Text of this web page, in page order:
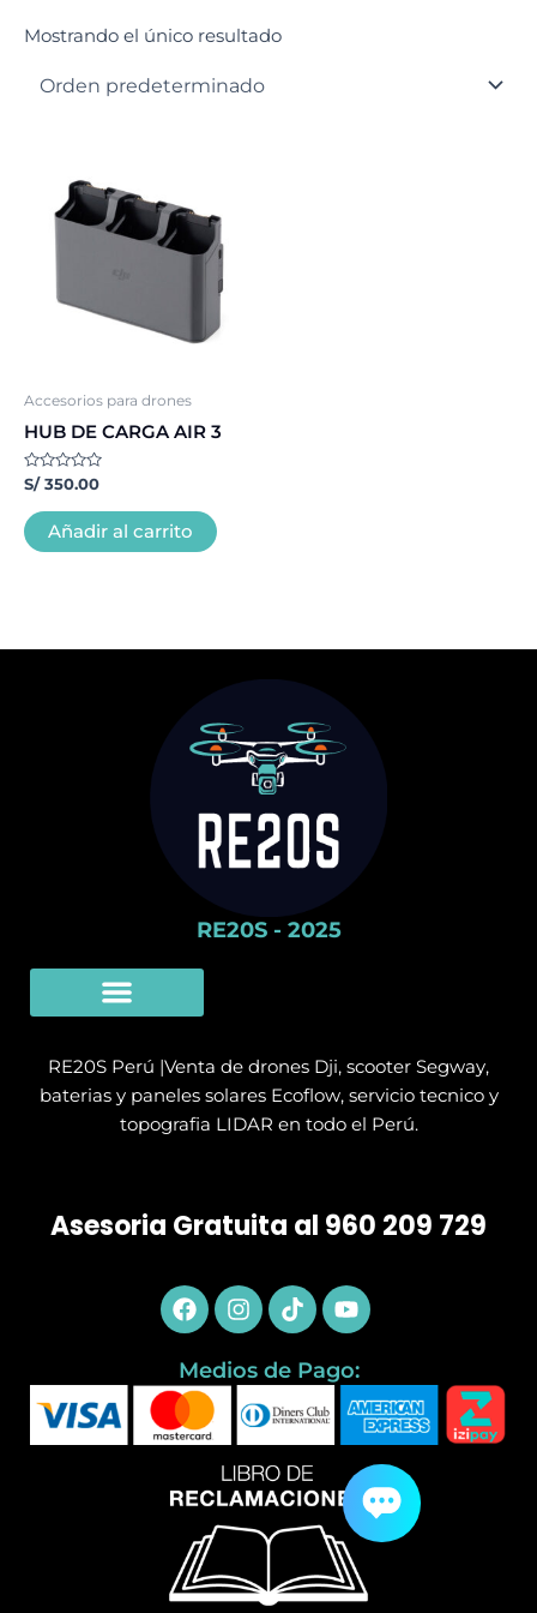
Mostrando el único resultado
Accesorios para drones
HUB DE CARGA AIR 3
Valorado
con
de
5
S/350.00
Añadir al carrito
RE20S - 2025
RE20S Perú |Venta de drones Dji, scooter Segway,
baterias y paneles solares Ecoflow, servicio tecnico y
topografia LIDAR en todo el Perú.
Asesoria Gratuita al 960 209 729
Facebook
Instagram
TiktokYoutube
Medios de Pago: